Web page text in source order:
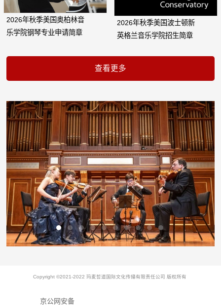
2026年秋季美国奥柏林音
乐学院钢琴专业申请简章
2026年秋季美国波士顿新
英格兰音乐学院招生简章
Copyright ©2021-2022 玛麦哲道国际文化传播有限责任公司 版权所有
京公网安备